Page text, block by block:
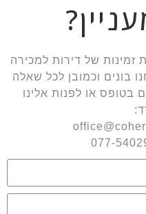
של דירות למכירה
בונים וכמובן לכל שאלה
בטופס או לפנות אלינו